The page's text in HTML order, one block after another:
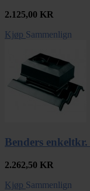
2.125,00 KR
Kjøp Sammenlign
Benders
2.262,50 KR
Kjøp Sammenlign